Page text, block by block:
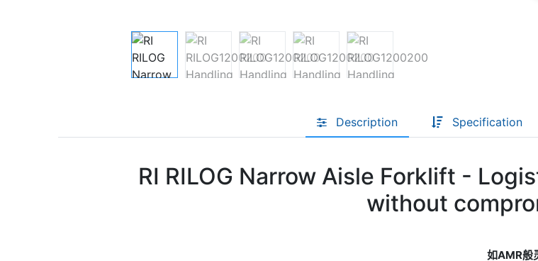
Description Specification
RI RILOG Narrow Aisle Forklift -
without
如AMR般
flotei de roboți
Conectează roboți, software și
o singură soluție
Află mai mult Discută cu